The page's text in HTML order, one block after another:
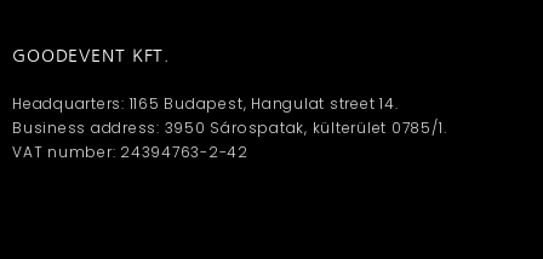
GOODEVENT KFT.
Headquarters: 1165 Budapest, Hangulat street 14.
Business address: 3950 Sárospatak, külterület 0785/1.
VAT number: 24394763-2-42